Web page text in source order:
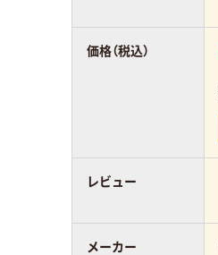
価格（税込）
レビュー
メーカー